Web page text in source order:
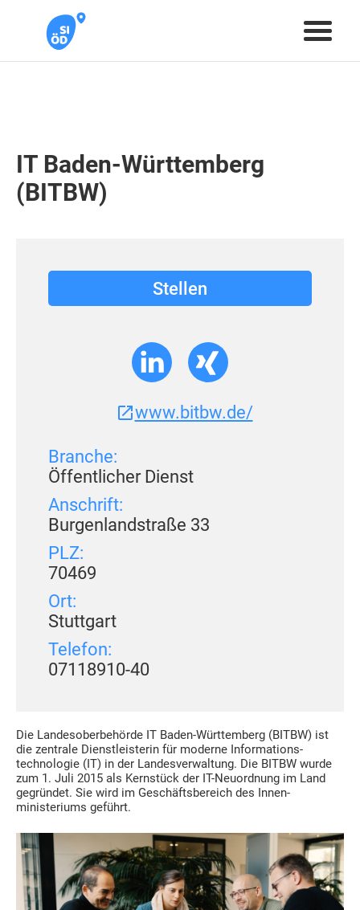
IT Baden-Württemberg
(BITBW)
Die Landesoberbehörde IT Baden-Württemberg (BITBW) ist
die zentrale Dienstleisterin für moderne Informations­
technologie (IT) in der Landes­verwaltung. Die BITBW wurde
zum 1. Juli 2015 als Kern­stück der IT-Neuordnung im Land
gegründet. Sie wird im Geschäfts­bereich des Innen­
ministeriums geführt.
Stellen
www.bitbw.de/
Branche:
Öffentlicher Dienst
Anschrift:
Burgenland­straße 33
PLZ:
70469
Ort:
Stuttgart
Telefon:
0711­­8910-40